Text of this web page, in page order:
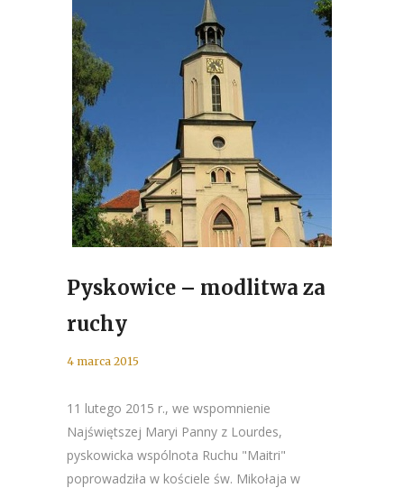
Pyskowice – modlitwa za
ruchy
4 marca 2015
11 lutego 2015 r., we wspomnienie
Najświętszej Maryi Panny z Lourdes,
pyskowicka wspólnota Ruchu "Maitri"
poprowadziła w kościele św. Mikołaja w